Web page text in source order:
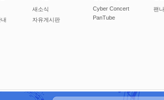
새소식
자유게시판
Cyber Concert
PanTube
팬